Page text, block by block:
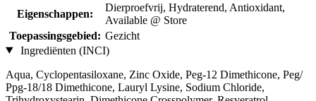
Eigenschappen:
Dierproefvrij, Hydraterend, Antioxidant,
Available @ Store
Toepassingsgebied: Gezicht
Ingrediënten (INCI)
Aqua, Cyclopentasiloxane, Zinc Oxide, Peg-12 Dimethicone, Peg/
Ppg-18/18 Dimethicone, Lauryl Lysine, Sodium Chloride,